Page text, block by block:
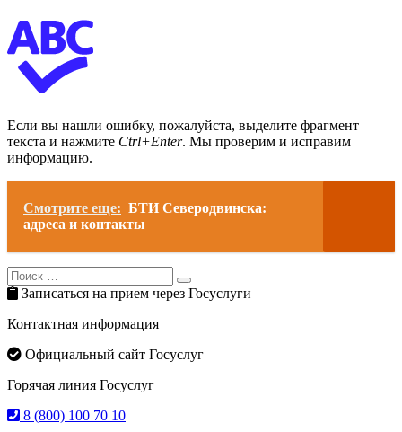
Если вы нашли ошибку, пожалуйста, выделите фрагмент
текста и нажмите Ctrl+Enter. Мы проверим и исправим
информацию.
Смотрите еще: БТИ Северодвинска:
адреса и контакты
Search
for:
Search
Записаться на прием через Госуслуги
Контактная информация
Официальный сайт Госуслуг
Горячая линия Госуслуг
8 (800) 100 70 10